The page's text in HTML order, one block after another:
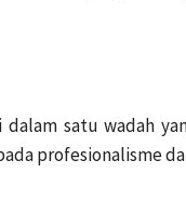
satu wadah
profesionalisme